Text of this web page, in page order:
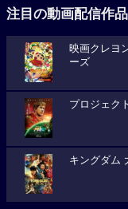
注目の動画配信作品
映画クレヨ
ーズ
プロジェク
キングダム